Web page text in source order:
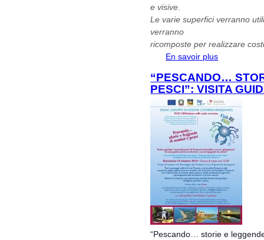
e visive.
Le varie superfici verranno
verranno
ricomposte per realizzare
En savoir plus
“PESCANDO…
PESCI”: VISITA
“Pescando… storie e